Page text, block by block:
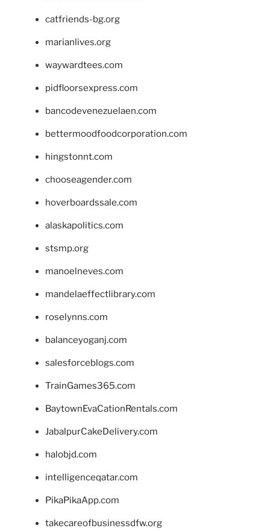
catfriends-bg.org
marianlives.org
waywardtees.com
pidfloorsexpress.com
bancodevenezuelaen.com
bettermoodfoodcorporation.com
hingstonnt.com
chooseagender.com
hoverboardssale.com
alaskapolitics.com
stsmp.org
manoelneves.com
mandelaeffectlibrary.com
roselynns.com
balanceyoganj.com
salesforceblogs.com
TrainGames365.com
BaytownEvaCationRentals.com
JabalpurCakeDelivery.com
halobjd.com
intelligenceqatar.com
PikaPikaApp.com
takecareofbusinessdfw.org